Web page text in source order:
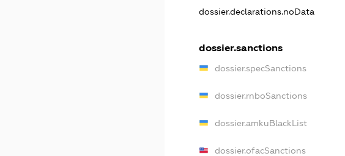
dossier.declarations.noData
dossier.sanctions
dossier.specSanctions
dossier.rnboSanctions
dossier.amkuBlackList
dossier.ofacSanctions